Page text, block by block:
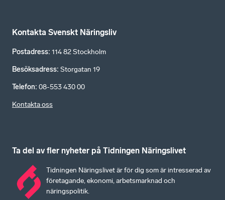
Kontakta Svenskt Näringsliv
Postadress: 114 82 Stockholm
Besöksadress: Storgatan 19
Telefon: 08-553 430 00
Kontakta oss
Ta del av fler nyheter på Tidningen Näringslivet
Tidningen Näringslivet är för dig som är intresserad av
företagande, ekonomi, arbetsmarknad och
näringspolitik.